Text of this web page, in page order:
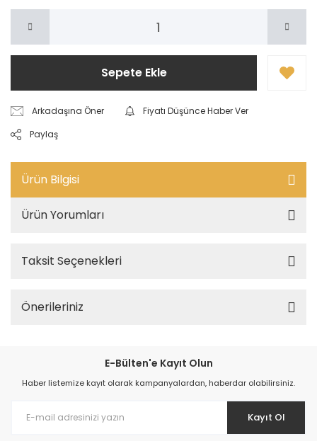
Sepete Ekle
Arkadaşına Öner
Fiyatı Düşünce Haber Ver
Paylaş
Ürün Bilgisi
Ürün Yorumları
Taksit Seçenekleri
Önerileriniz
E-Bülten'e Kayıt Olun
Haber listemize kayıt olarak kampanyalardan, haberdar olabilirsiniz.
Kayıt Ol